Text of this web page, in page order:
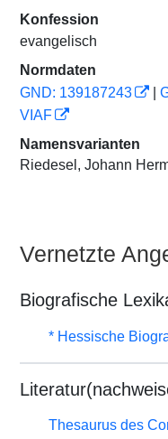
Konfession
evangelisch
Normdaten
GND: 139187243
VIAF
Namensvarianten
Riedesel, Johann
Vernetzte
Biografische
* Hessische
Thesaurus des